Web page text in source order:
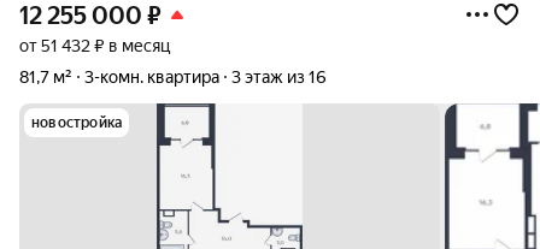
12 255 000 ₽
от 51 432 ₽ в месяц
81,7 м²
3-комн. квартира 3 этаж из 16
новостройка